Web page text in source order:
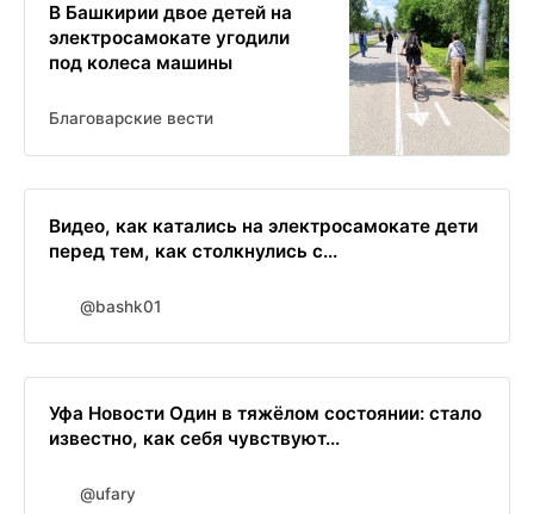
В Башкирии двое детей на
электросамокате угодили
под колеса машины
Благоварские вести
Видео, как катались на электросамокате дети
перед тем, как столкнулись с...
@bashk01
Уфа Новости Один в тяжёлом состоянии: стало
известно, как себя чувствуют...
@ufary